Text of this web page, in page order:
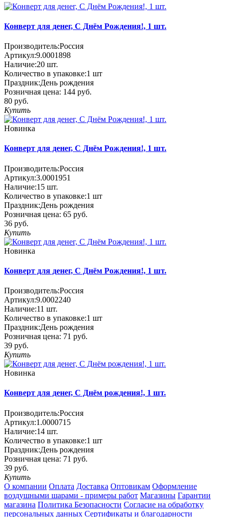
Конверт для денег, C Днём Рождения!, 1 шт.
Производитель:Россия
Артикул:9.0001898
Наличие:20 шт.
Количество в упаковке:1 шт
Праздник:День рождения
Розничная цена: 144 руб.
80 руб.
Купить
Новинка
Конверт для денег, C Днём Рождения!, 1 шт.
Производитель:Россия
Артикул:3.0001951
Наличие:15 шт.
Количество в упаковке:1 шт
Праздник:День рождения
Розничная цена: 65 руб.
36 руб.
Купить
Новинка
Конверт для денег, C Днём Рождения!, 1 шт.
Производитель:Россия
Артикул:9.0002240
Наличие:11 шт.
Количество в упаковке:1 шт
Праздник:День рождения
Розничная цена: 71 руб.
39 руб.
Купить
Новинка
Конверт для денег, C Днём рождения!, 1 шт.
Производитель:Россия
Артикул:1.0000715
Наличие:14 шт.
Количество в упаковке:1 шт
Праздник:День рождения
Розничная цена: 71 руб.
39 руб.
Купить
О компании Оплата Доставка Оптовикам Оформление
воздушными шарами - примеры работ Магазины Гарантии
магазина Политика Безопасности Согласие на обработку
персональных данных Сертификаты и благодарности